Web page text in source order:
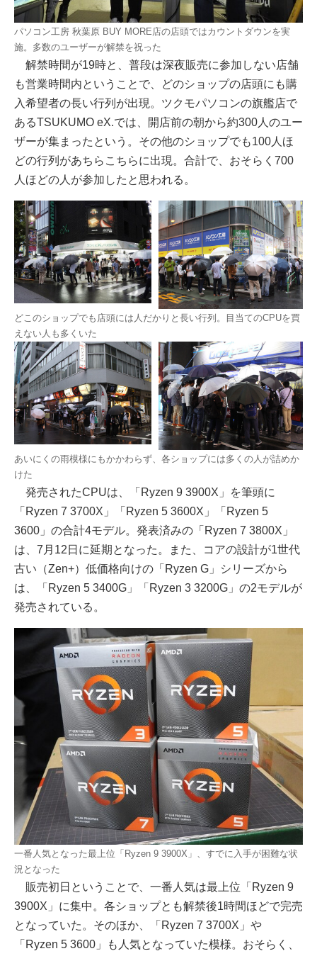
パソコン工房 秋葉原 BUY MORE店の店頭ではカウントダウンを実
施。多数のユーザーが解禁を祝った
解禁時間が19時と、普段は深夜販売に参加しない店舗
も営業時間内ということで、どのショップの店頭にも購
入希望者の長い行列が出現。ツクモパソコンの旗艦店で
あるTSUKUMO eX.では、開店前の朝から約300人のユー
ザーが集まったという。その他のショップでも100人ほ
どの行列があちらこちらに出現。合計で、おそらく700
人ほどの人が参加したと思われる。
どこのショップでも店頭には人だかりと長い行列。目当てのCPUを買
えない人も多くいた
あいにくの雨模様にもかかわらず、各ショップには多くの人が詰めか
けた
発売されたCPUは、「Ryzen 9 3900X」を筆頭に
「Ryzen 7 3700X」「Ryzen 5 3600X」「Ryzen 5
3600」の合計4モデル。発表済みの「Ryzen 7 3800X」
は、7月12日に延期となった。また、コアの設計が1世代
古い（Zen+）低価格向けの「Ryzen G」シリーズから
は、「Ryzen 5 3400G」「Ryzen 3 3200G」の2モデルが
発売されている。
一番人気となった最上位「Ryzen 9 3900X」、すでに入手が困難な状
況となった
販売初日ということで、一番人気は最上位「Ryzen 9
3900X」に集中。各ショップとも解禁後1時間ほどで完売
となっていた。そのほか、「Ryzen 7 3700X」や
「Ryzen 5 3600」も人気となっていた模様。おそらく、